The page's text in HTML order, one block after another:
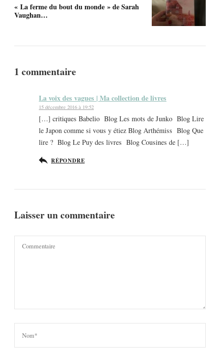
« La ferme du bout du monde » de Sarah
Vaughan…
1 commentaire
La voix des vagues | Ma collection de livres
15 décembre 2016 à 19:52
[…] critiques Babelio Blog Les mots de Junko Blog Lire
le Japon comme si vous y étiez Blog Arthémiss Blog Que
lire ? Blog Le Puy des livres Blog Cousines de […]
RÉPONDRE
Laisser un commentaire